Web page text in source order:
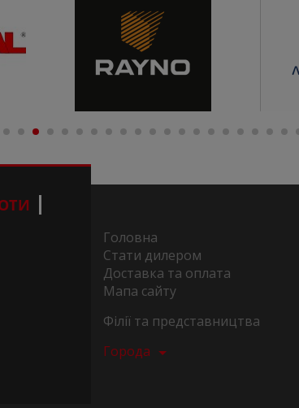
Головна
Стати дилером
Доставка та оплата
Мапа сайту
Філії та представництва
Города